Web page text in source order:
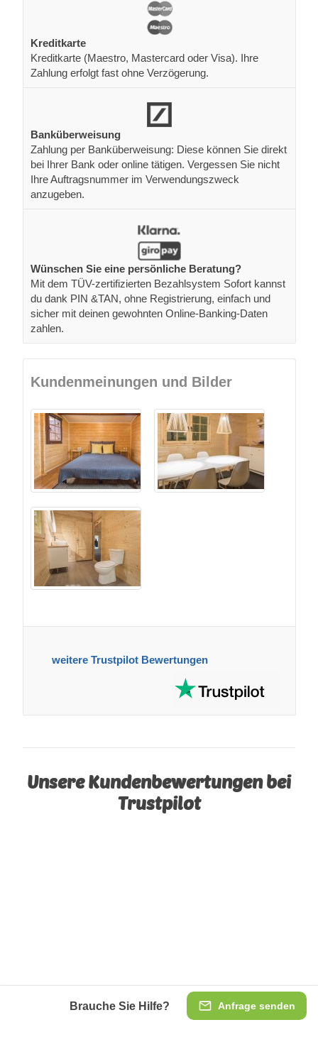
Kreditkarte
Kreditkarte (Maestro, Mastercard oder Visa). Ihre
Zahlung erfolgt fast ohne Verzögerung.
Banküberweisung
Zahlung per Banküberweisung: Diese können Sie direkt
bei Ihrer Bank oder online tätigen. Vergessen Sie nicht
Ihre Auftragsnummer im Verwendungszweck
anzugeben.
Wünschen Sie eine persönliche Beratung?
Mit dem TÜV-zertifizierten Bezahlsystem Sofort kannst
du dank PIN &TAN, ohne Registrierung, einfach und
sicher mit deinen gewohnten Online-Banking-Daten
zahlen.
Kundenmeinungen und Bilder
weitere Trustpilot Bewertungen
Anfrage senden
Brauche Sie Hilfe?
Unsere Kundenbewertungen bei
Trustpilot